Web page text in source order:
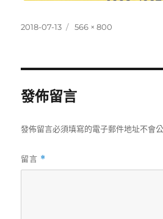
發
2018-07-13
完
566 × 800
發佈留言
發佈留言必須填寫的電子郵件地址不會
留言 *